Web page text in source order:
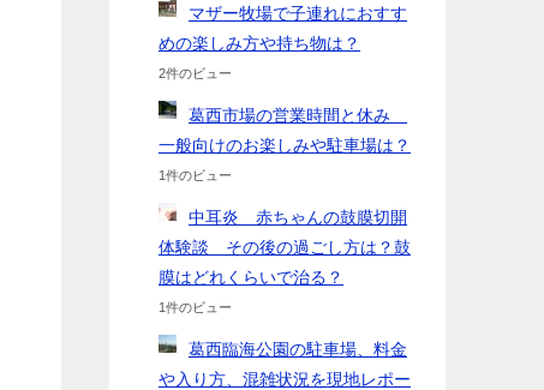
マザー牧場で子連れにおすす
めの楽しみ方や持ち物は？
2件のビュー
葛西市場の営業時間と休み
一般向けのお楽しみや駐車場は？
1件のビュー
中耳炎 赤ちゃんの鼓膜切開
体験談 その後の過ごし方は？鼓
膜はどれくらいで治る？
1件のビュー
葛西臨海公園の駐車場、料金
や入り方、混雑状況を現地レポー